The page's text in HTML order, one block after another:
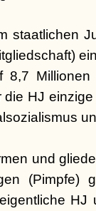
staatlichen
Millionen
HJ
und
(Pimpfe)
HJ